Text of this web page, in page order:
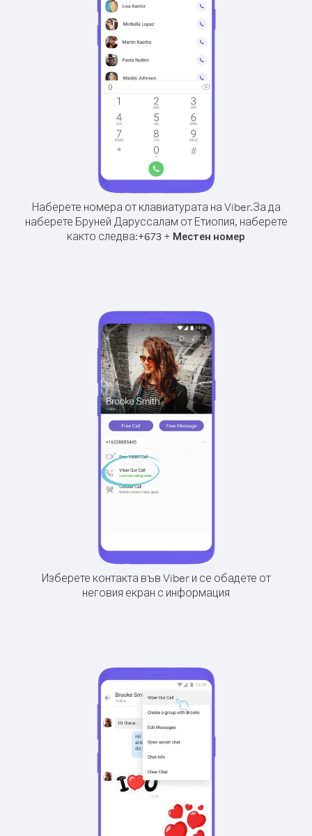
Наберете номера от клавиатурата на Viber.За да
наберете Бруней Даруссалам от Етиопия, наберете
както следва:+673 + Местен номер
Изберете контакта във Viber и се обадете от
неговия екран с информация